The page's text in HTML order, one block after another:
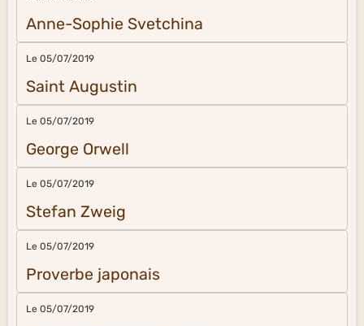
Anne-Sophie Svetchina
Le 05/07/2019
Saint Augustin
Le 05/07/2019
George Orwell
Le 05/07/2019
Stefan Zweig
Le 05/07/2019
Proverbe japonais
Le 05/07/2019